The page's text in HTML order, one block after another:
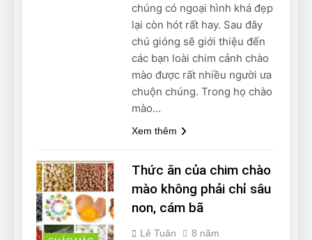
chúng có ngoại hình khá đẹp
lại còn hót rất hay. Sau đây
chú gióng sẽ giới thiệu đến
các bạn loài chim cảnh chào
mào được rất nhiều người ưa
chuộn chúng. Trong họ chào
mào…
Xem thêm
Thức ăn của chim chào
mào không phải chỉ sâu
non, cám bã
Lê Tuân
8 năm